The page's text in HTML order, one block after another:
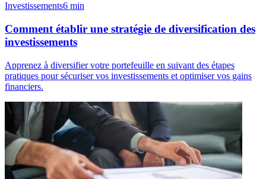
Investissements6 min
Comment établir une stratégie de diversification des
investissements
Apprenez à diversifier votre portefeuille en suivant des étapes
pratiques pour sécuriser vos investissements et optimiser vos gains
financiers.